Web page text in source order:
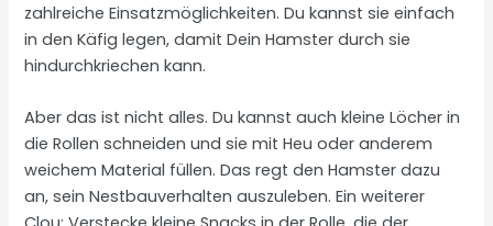
zahlreiche Einsatzmöglichkeiten. Du kannst sie einfach
in den Käfig legen, damit Dein Hamster durch sie
hindurchkriechen kann.
Aber das ist nicht alles. Du kannst auch kleine Löcher in
die Rollen schneiden und sie mit Heu oder anderem
weichem Material füllen. Das regt den Hamster dazu
an, sein Nestbauverhalten auszuleben. Ein weiterer